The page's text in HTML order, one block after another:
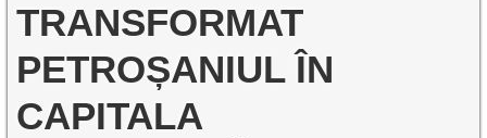
TRANSFORMAT
PETROȘANIUL ÎN
CAPITALA